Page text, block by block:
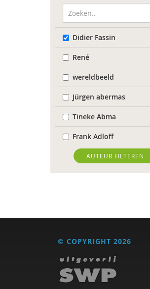
Didier Fassin
René
wereldbeeld
Jürgen abermas
Tineke Abma
Frank Adloff
Jyotsna Agnihotri Gupta
Hans Alma
Koen Arts
Markus Balkenhol
Floor Basten
AUTEUR FILTEREN
© COPYRIGHT 2026